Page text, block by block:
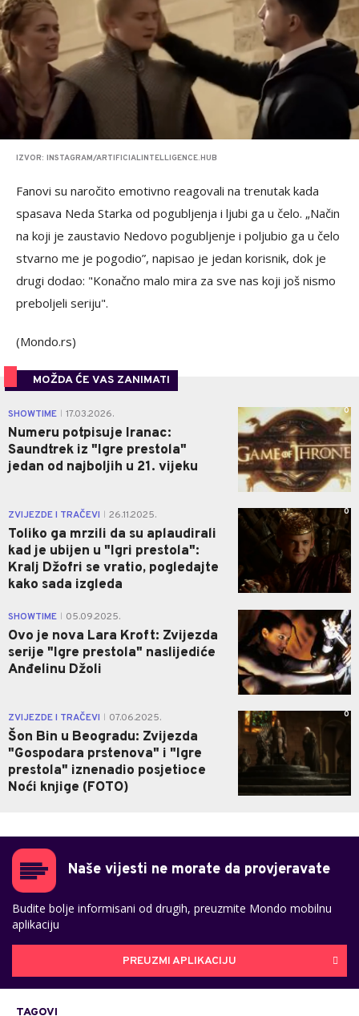
IZVOR: INSTAGRAM/ARTIFICIALINTELLIGENCE.HUB
Fanovi su naročito emotivno reagovali na trenutak kada
spasava Neda Starka od pogubljenja i ljubi ga u čelo. „Način
na koji je zaustavio Nedovo pogubljenje i poljubio ga u čelo
stvarno me je pogodio”, napisao je jedan korisnik, dok je
drugi dodao: "Konačno malo mira za sve nas koji još nismo
preboljeli seriju".
(Mondo.rs)
MOŽDA ĆE VAS ZANIMATI
SHOWTIME 17.03.2026.
Numeru potpisuje Iranac:
Saundtrek iz "Igre prestola"
jedan od najboljih u 21. vijeku
0
ZVIJEZDE I TRAČEVI 26.11.2025.
Toliko ga mrzili da su aplaudirali
kad je ubijen u "Igri prestola":
Kralj Džofri se vratio, pogledajte
kako sada izgleda
0
SHOWTIME 05.09.2025.
Ovo je nova Lara Kroft: Zvijezda
serije "Igre prestola" naslijediće
Anđelinu Džoli
0
ZVIJEZDE I TRAČEVI 07.06.2025.
Šon Bin u Beogradu: Zvijezda
"Gospodara prstenova" i "Igre
prestola" iznenadio posjetioce
Noći knjige (FOTO)
0
Naše vijesti ne morate da provjeravate
Budite bolje informisani od drugih, preuzmite Mondo mobilnu
aplikaciju
PREUZMI APLIKACIJU
TAGOVI